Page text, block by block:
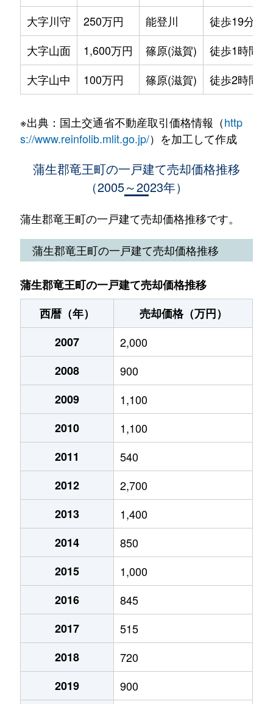
大字川守
250万円 能登川
徒歩19分
大字山面
1,600万円 篠原(滋賀)
徒歩1時間
大字山中
100万円 篠原(滋賀) 徒歩2時間
※出典：国土交通省不動産取引価格情報（http
s://www.reinfolib.mlit.go.jp/）を加工して作成
蒲生郡竜王町の一戸建て売却価格推移
（2005～2023年）
蒲生郡竜王町の一戸建て売却価格推移です。
蒲生郡竜王町の一戸建て売却価格推移
蒲生郡竜王町の一戸建て売却価格推移
西暦（年）
売却価格（万円）
2007
2,000
2008
900
2009
1,100
2010
1,100
2011
540
2012
2,700
2013
1,400
2014
850
2015
1,000
2016
845
2017
515
2018
720
2019
900